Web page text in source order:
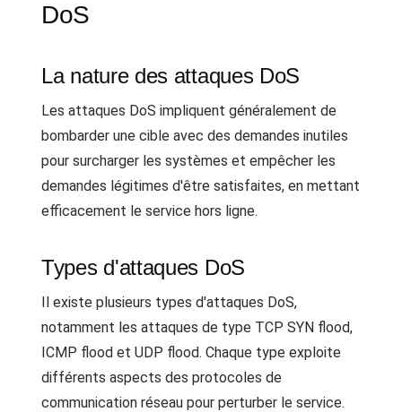
DoS
La nature des attaques DoS
Les attaques DoS impliquent généralement de
bombarder une cible avec des demandes inutiles
pour surcharger les systèmes et empêcher les
demandes légitimes d'être satisfaites, en mettant
efficacement le service hors ligne.
Types d'attaques DoS
Il existe plusieurs types d'attaques DoS,
notamment les attaques de type TCP SYN flood,
ICMP flood et UDP flood. Chaque type exploite
différents aspects des protocoles de
communication réseau pour perturber le service.